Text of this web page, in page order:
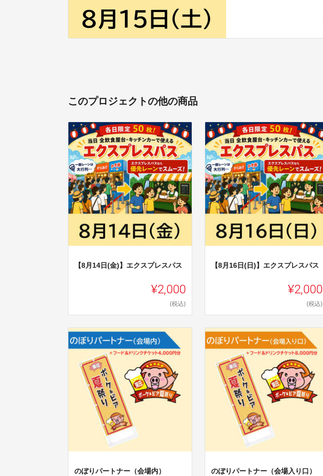
このプロジェクトの他の商品
【8月14日(金)】エクスプレスパス
¥2,000
(税込)
【8月16日(日)】エクスプレスパス
¥2,000
(税込)
のぼりパートナー（会場内） のぼりパートナー（会場入り口）